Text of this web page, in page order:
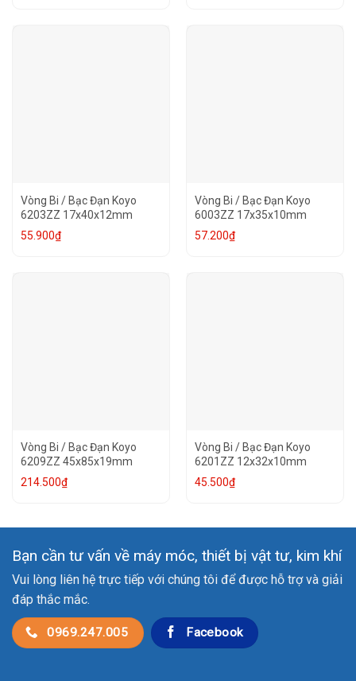
Vòng Bi / Bạc Đạn Koyo
6203ZZ 17x40x12mm
55.900₫
Vòng Bi / Bạc Đạn Koyo
6003ZZ 17x35x10mm
57.200₫
Vòng Bi / Bạc Đạn Koyo
6209ZZ 45x85x19mm
214.500₫
Vòng Bi / Bạc Đạn Koyo
6201ZZ 12x32x10mm
45.500₫
Bạn cần tư vấn về máy móc, thiết bị vật tư, kim khí
Vui lòng liên hệ trực tiếp với chúng tôi để được hỗ trợ và giải
đáp thắc mắc.
0969.247.005 Facebook